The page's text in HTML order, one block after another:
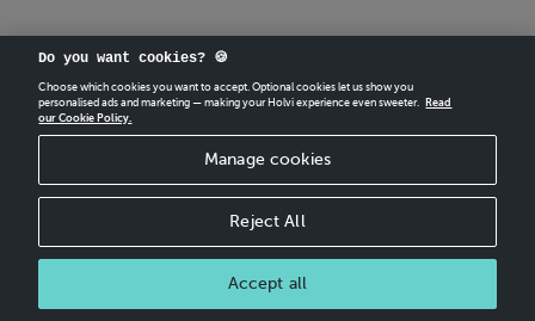
CREATEYOUR OWN HOLVI ONLINE STORE IN MINUTES.
Holvi Payment Services Ltd is regulated by the Financial Supervisory Authority of
Finland as an Authorised Payment Institution with license to operate in the
© 2026 Holvi Payment Services Ltd.
Do you want cookies? 🍪
Choose which cookies you want to accept. Optional cookies let us show you
personalised ads and marketing — making your Holvi experience even sweeter.
Read
our Cookie Policy.
Manage cookies
Reject All
Accept all